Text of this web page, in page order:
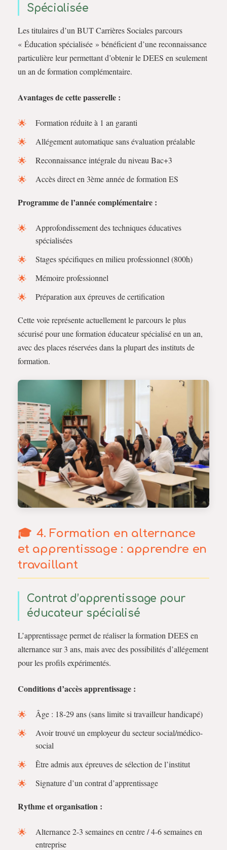
Spécialisée
Les titulaires d’un BUT Carrières Sociales parcours
« Éducation spécialisée » bénéficient d’une reconnaissance
particulière leur permettant d’obtenir le DEES en seulement
un an de formation complémentaire.
Avantages de cette passerelle :
Formation réduite à 1 an garanti
Allégement automatique sans évaluation préalable
Reconnaissance intégrale du niveau Bac+3
Accès direct en 3ème année de formation ES
Programme de l’année complémentaire :
Approfondissement des techniques éducatives
spécialisées
Stages spécifiques en milieu professionnel (800h)
Mémoire professionnel
Préparation aux épreuves de certification
Cette voie représente actuellement le parcours le plus
sécurisé pour une formation éducateur spécialisé en un an,
avec des places réservées dans la plupart des instituts de
formation.
4. Formation en alternance
et apprentissage : apprendre en
travaillant
Contrat d’apprentissage pour
éducateur spécialisé
L’apprentissage permet de réaliser la formation DEES en
alternance sur 3 ans, mais avec des possibilités d’allégement
pour les profils expérimentés.
Conditions d’accès apprentissage :
Âge : 18-29 ans (sans limite si travailleur handicapé)
Avoir trouvé un employeur du secteur social/médico-
social
Être admis aux épreuves de sélection de l’institut
Signature d’un contrat d’apprentissage
Rythme et organisation :
Alternance 2-3 semaines en centre / 4-6 semaines en
entreprise